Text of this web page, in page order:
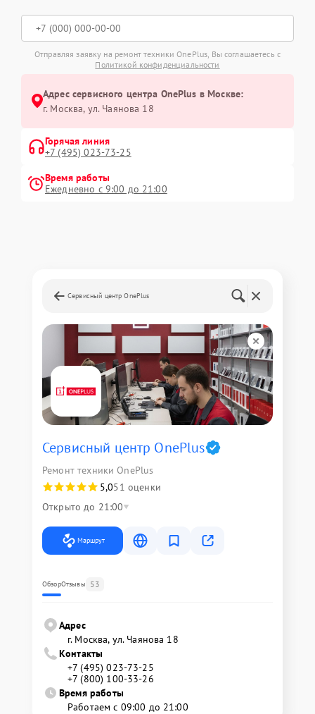
Отправляя заявку на ремонт техники OnePlus, Вы соглашаетесь с
Политикой конфиденциальности
Адрес сервисного центра OnePlus в Москве:
г. Москва, ул. Чаянова 18
Горячая линия
+7 (495) 023-73-25
Время работы
Ежедневно с 9:00 до 21:00
Сервисный центр OnePlus
Сервисный центр OnePlus
Ремонт техники OnePlus
5,051 оценки
Открыто до 21:00
Маршрут
ОбзорОтзывы 53
Адрес
г. Москва, ул. Чаянова 18
Контакты
+7 (495) 023-73-25
+7 (800) 100-33-26
Время работы
Работаем с 09:00 до 21:00